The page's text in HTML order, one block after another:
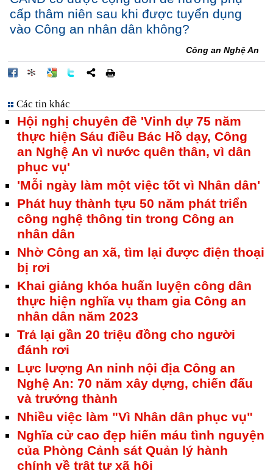
cấp thâm niên sau khi được tuyển dụng
vào Công an nhân dân không?
Công an Nghệ An
Các tin khác
Hội nghị chuyên đề 'Vinh dự 75 năm
thực hiện Sáu điều Bác Hồ dạy, Công
an Nghệ An vì nước quên thân, vì dân
phục vụ'
'Mỗi ngày làm một việc tốt vì Nhân dân'
Phát huy thành tựu 50 năm phát triển
công nghệ thông tin trong Công an
nhân dân
Nhờ Công an xã, tìm lại được điện thoại
bị rơi
Khai giảng khóa huấn luyện công dân
thực hiện nghĩa vụ tham gia Công an
nhân dân năm 2023
Trả lại gần 20 triệu đồng cho người
đánh rơi
Lực lượng An ninh nội địa Công an
Nghệ An: 70 năm xây dựng, chiến đấu
và trưởng thành
Nhiều việc làm "Vì Nhân dân phục vụ"
Nghĩa cử cao đẹp hiến máu tình nguyện
của Phòng Cảnh sát Quản lý hành
chính về trật tự xã hội